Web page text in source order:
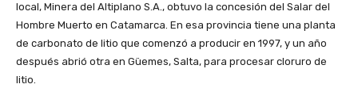
local, Minera del Altiplano S.A., obtuvo la concesión del Salar del
Hombre Muerto en Catamarca. En esa provincia tiene una planta
de carbonato de litio que comenzó a producir en 1997, y un año
después abrió otra en Güemes, Salta, para procesar cloruro de
litio.